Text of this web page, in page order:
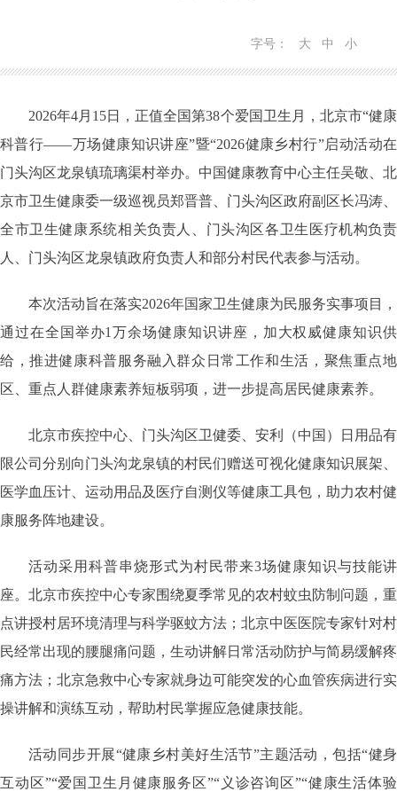
字号： 大 中 小
2026年4月15日，正值全国第38个爱国卫生月，北京市“健康
科普行——万场健康知识讲座”暨“2026健康乡村行”启动活动在
门头沟区龙泉镇琉璃渠村举办。中国健康教育中心主任吴敬、北
京市卫生健康委一级巡视员郑晋普、门头沟区政府副区长冯涛、
全市卫生健康系统相关负责人、门头沟区各卫生医疗机构负责
人、门头沟区龙泉镇政府负责人和部分村民代表参与活动。
本次活动旨在落实2026年国家卫生健康为民服务实事项目，
通过在全国举办1万余场健康知识讲座，加大权威健康知识供
给，推进健康科普服务融入群众日常工作和生活，聚焦重点地
区、重点人群健康素养短板弱项，进一步提高居民健康素养。
北京市疾控中心、门头沟区卫健委、安利（中国）日用品有
限公司分别向门头沟龙泉镇的村民们赠送可视化健康知识展架、
医学血压计、运动用品及医疗自测仪等健康工具包，助力农村健
康服务阵地建设。
活动采用科普串烧形式为村民带来3场健康知识与技能讲
座。北京市疾控中心专家围绕夏季常见的农村蚊虫防制问题，重
点讲授村居环境清理与科学驱蚊方法；北京中医医院专家针对村
民经常出现的腰腿痛问题，生动讲解日常活动防护与简易缓解疼
痛方法；北京急救中心专家就身边可能突发的心血管疾病进行实
操讲解和演练互动，帮助村民掌握应急健康技能。
活动同步开展“健康乡村美好生活节”主题活动，包括“健身
互动区”“爱国卫生月健康服务区”“义诊咨询区”“健康生活体验